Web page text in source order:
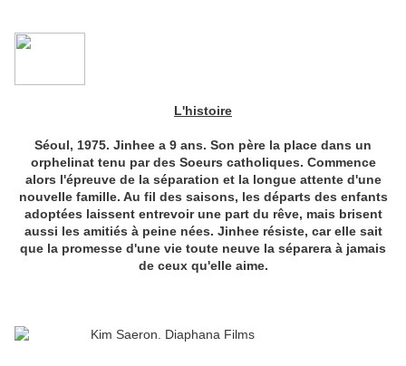
L'histoire
Séoul, 1975. Jinhee a 9 ans. Son père la place dans un
orphelinat tenu par des Soeurs catholiques. Commence
alors l'épreuve de la séparation et la longue attente d'une
nouvelle famille. Au fil des saisons, les départs des enfants
adoptées laissent entrevoir une part du rêve, mais brisent
aussi les amitiés à peine nées. Jinhee résiste, car elle sait
que la promesse d'une vie toute neuve la séparera à jamais
de ceux qu'elle aime.